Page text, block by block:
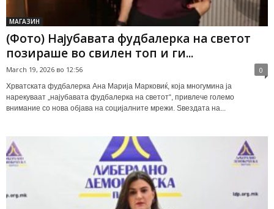
МАГАЗИН
(Фото) Најубавата фудбалерка на светот
позираше во свилен топ и ги...
March 19, 2026 во 12:56 0
Хрватската фудбалерка Ана Марија Марковиќ, која многумина ја
нарекуваат „најубавата фудбалерка на светот“, привлече големо
внимание со нова објава на социјалните мрежи. Ѕвездата на...